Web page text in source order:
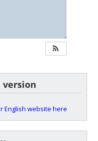
◢◢
version
English website here